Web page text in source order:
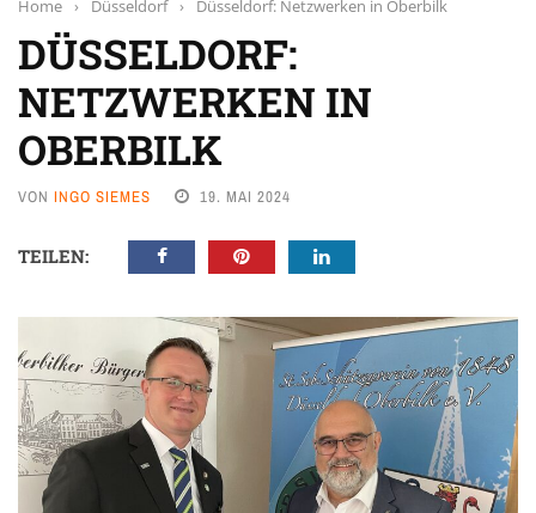
Home › Düsseldorf › Düsseldorf: Netzwerken in Oberbilk
DÜSSELDORF:
NETZWERKEN IN
OBERBILK
VON INGO SIEMES 19. MAI 2024
TEILEN: